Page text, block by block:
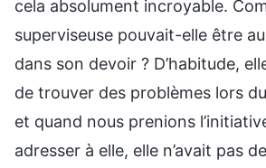
cela absolument incroyable.
superviseuse pouvait-elle être
dans son devoir ? D’habitude,
de trouver des problèmes lors
et quand nous prenions
adresser à elle, elle n’avait pas